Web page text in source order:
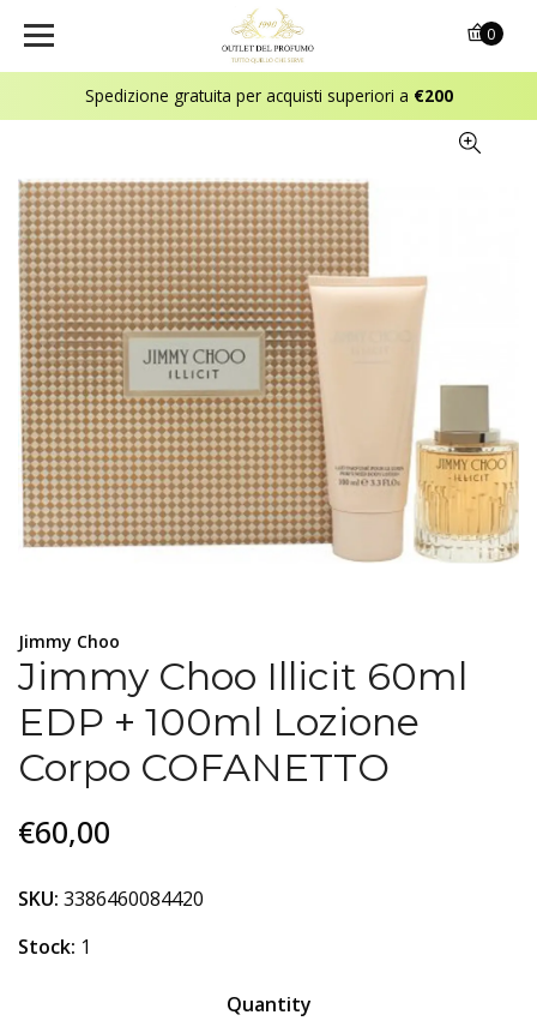
Spedizione gratuita per acquisti superiori a €200
0
Jimmy Choo
Jimmy Choo Illicit 60ml
EDP + 100ml Lozione
Corpo COFANETTO
€60,00
SKU: 3386460084420
Stock: 1
Quantity